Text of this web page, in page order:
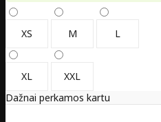
XS M L
XL
XXL
Dažnai perkamos kartu